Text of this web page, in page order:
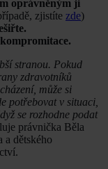
oprávněným ji
zjistíte zde)
stranou. Pokud
zdravotníků
může si
potřebovat v situaci,
se rozhodne podat
právnička Běla
a dětského